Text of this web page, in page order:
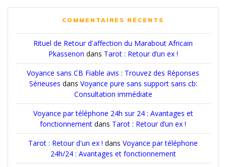
COMMENTAIRES RÉCENTS
Rituel de Retour d'affection du Marabout Africain
Pkassenon dans Tarot : Retour d’un ex !
Voyance sans CB Fiable avis : Trouvez des Réponses
Sérieuses dans Voyance pure sans support sans cb:
Consultation immédiate
Voyance par téléphone 24h sur 24 : Avantages et
fonctionnement dans Tarot : Retour d’un ex !
Tarot : Retour d'un ex ! dans Voyance par téléphone
24h/24 : Avantages et fonctionnement